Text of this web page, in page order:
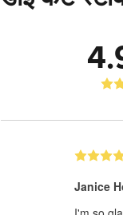
Janice